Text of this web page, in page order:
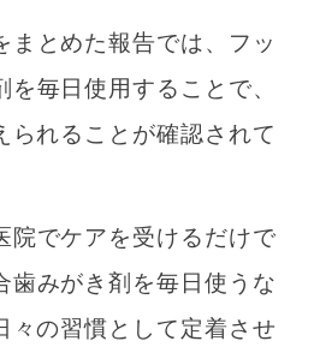
まとめた報告では、フッ
毎日使用することで、
られることが確認されて
院でケアを受けるだけで
歯みがき剤を毎日使うな
々の習慣として定着させ